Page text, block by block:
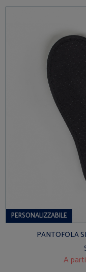
PERSONALIZZABILE
PANTOFOLA
A